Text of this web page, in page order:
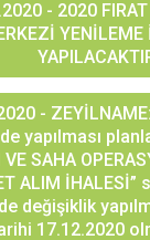
- 2020 FIRAT
YENİLEME
-
yapılması
VE SAHA
ALIM İHALESİ”
değişiklik
17.12.2020